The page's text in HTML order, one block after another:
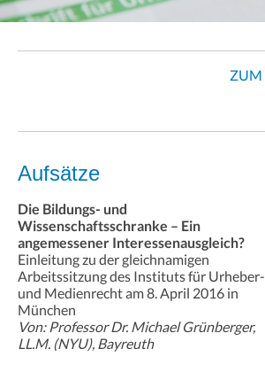
ZUM
Aufsätze
Die Bildungs- und
Wissenschaftsschranke – Ein
angemessener Interessenausgleich?
Einleitung zu der gleichnamigen
Arbeitssitzung des Instituts für Urheber-
und Medienrecht am 8. April 2016 in
München
Von: Professor Dr. Michael Grünberger,
LL.M. (NYU), Bayreuth